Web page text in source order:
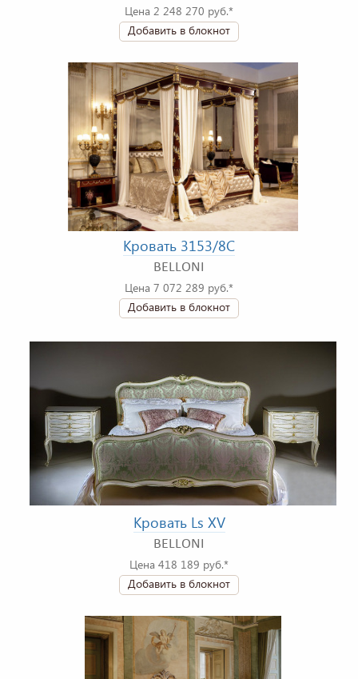
Цена 2 248 270 руб.*
Добавить в блокнот
Кровать 3153/8C
BELLONI
Цена 7 072 289 руб.*
Добавить в блокнот
Кровать Ls XV
BELLONI
Цена 418 189 руб.*
Добавить в блокнот